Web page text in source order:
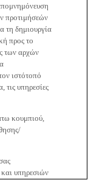
προτιμήσεών
τη δημιουργία
προς το
των αρχών
ιστότοπό
τις υπηρεσίες
κουμπιού,
και υπηρεσιών